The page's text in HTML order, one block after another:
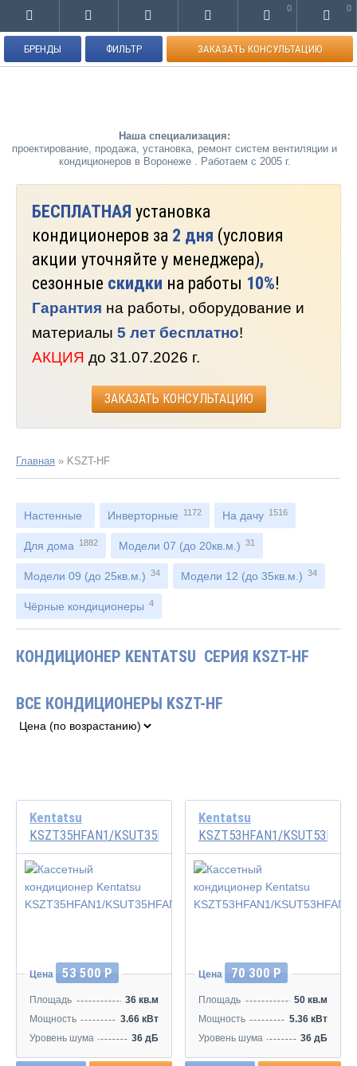
0 0
Наша специализация:
проектирование, продажа, установка, ремонт систем вентиляции и
кондиционеров в Воронеже . Работаем с 2005 г.
БРЕНДЫ ФИЛЬТР ЗАКАЗАТЬ КОНСУЛЬТАЦИЮ
БЕСПЛАТНАЯ установка
кондиционеров за 2 дня (условия
акции уточняйте у менеджера),
сезонные скидки на работы 10%!
Гарантия на работы, оборудование и
материалы 5 лет бесплатно!
АКЦИЯ до 31.07.2026 г.
ЗАКАЗАТЬ КОНСУЛЬТАЦИЮ
Главная » KSZT-HF
Настенные Инверторные 1172 На дачу 1516
Для дома 1882 Модели 07 (до 20кв.м.) 31
Модели 09 (до 25кв.м.) 34 Модели 12 (до 35кв.м.) 34
Чёрные кондиционеры 4
КОНДИЦИОНЕР KENTATSU СЕРИЯ KSZT-HF
ВСЕ КОНДИЦИОНЕРЫ KSZT-HF
Kentatsu
KSZT35HFAN1/KSUT35HFAN1
Цена 53 500 Р
Площадь
36 кв.м
Мощность
3.66 кВт
Уровень шума
36 дБ
Kentatsu
KSZT53HFAN1/
Цена 70 300 Р
Площадь
50 кв.м
Мощность
5.36 кВт
Уровень шума
36 дБ